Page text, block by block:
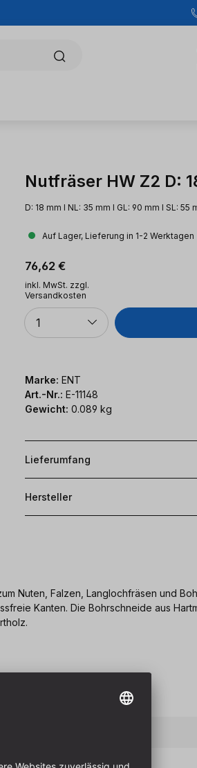
Nutfräser HW Z2 D:
D: 18 mm l NL: 35 mm l GL: 90 mm l SL: 55
Auf Lager, Lieferung in 1-2 Werktagen
Regulärer Preis:
76,62 €
inkl. MwSt. zzgl.
Versandkosten
Anzahl
1
Marke: ENT
Art.-Nr.: E-11148
Gewicht: 0.089 kg
Lieferumfang
Hersteller
Nuten, Falzen, Langlochfräsen und
Kanten. Die Bohrschneide aus